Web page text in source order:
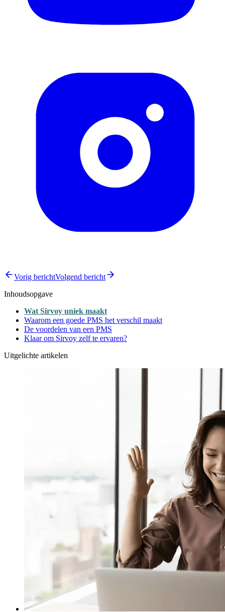
Vorig berichtVolgend bericht
Inhoudsopgave
Wat Sirvoy uniek maakt
Waarom een goede PMS het verschil maakt
De voordelen van een PMS
Klaar om Sirvoy zelf te ervaren?
Uitgelichte artikelen